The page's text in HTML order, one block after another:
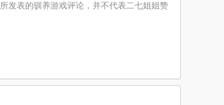
发表的驯养游戏评论，并不代表二七姐姐赞